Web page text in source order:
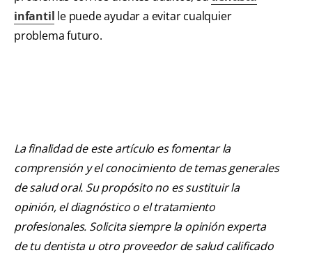
infantil le puede ayudar a evitar cualquier
problema futuro.
La finalidad de este artículo es fomentar la
comprensión y el conocimiento de temas generales
de salud oral. Su propósito no es sustituir la
opinión, el diagnóstico o el tratamiento
profesionales. Solicita siempre la opinión experta
de tu dentista u otro proveedor de salud calificado